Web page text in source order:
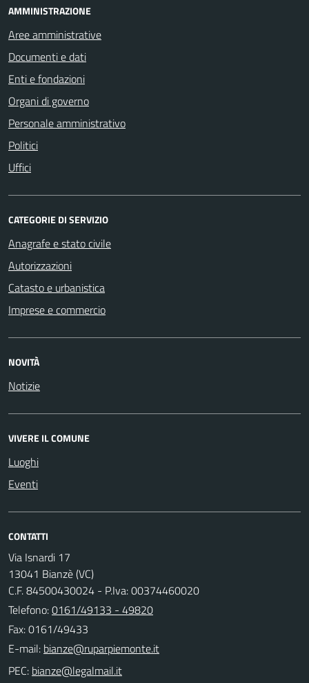
AMMINISTRAZIONE
Aree amministrative
Documenti e dati
Enti e fondazioni
Organi di governo
Personale amministrativo
Politici
Uffici
CATEGORIE DI SERVIZIO
Anagrafe e stato civile
Autorizzazioni
Catasto e urbanistica
Imprese e commercio
NOVITÀ
Notizie
VIVERE IL COMUNE
Luoghi
Eventi
CONTATTI
Via Isnardi 17
13041 Bianzè (VC)
C.F. 84500430024 - P.Iva: 00374460020
Telefono:0161/49133 - 49820
Fax: 0161/49433
E-mail:
PEC: